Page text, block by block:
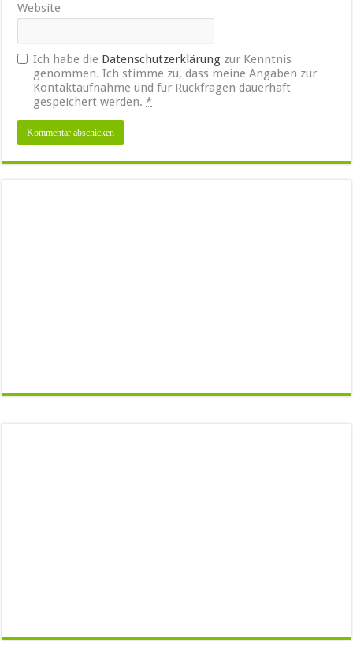
Website
Ich habe die Datenschutzerklärung zur Kenntnis
genommen. Ich stimme zu, dass meine Angaben zur
Kontaktaufnahme und für Rückfragen dauerhaft
gespeichert werden.*